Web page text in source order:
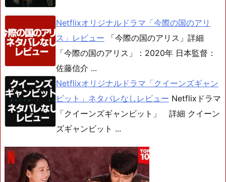
Netflixオリジナルドラマ「今際の国のアリ
ス」レビュー
「今際の国のアリス」詳細
「今際の国のアリス」：2020年 日本監督：
佐藤信介 ...
Netflixオリジナルドラマ「クイーンズギャン
ビット」ネタバレなしレビュー Netflixドラマ
「クイーンズギャンビット」 詳細 クイーン
ズギャンビット ...